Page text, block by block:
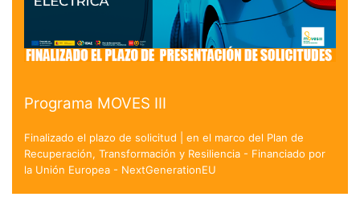
Programa MOVES III
Finalizado el plazo de solicitud | en el marco del Plan de
Recuperación, Transformación y Resiliencia - Financiado por
la Unión Europea - NextGenerationEU